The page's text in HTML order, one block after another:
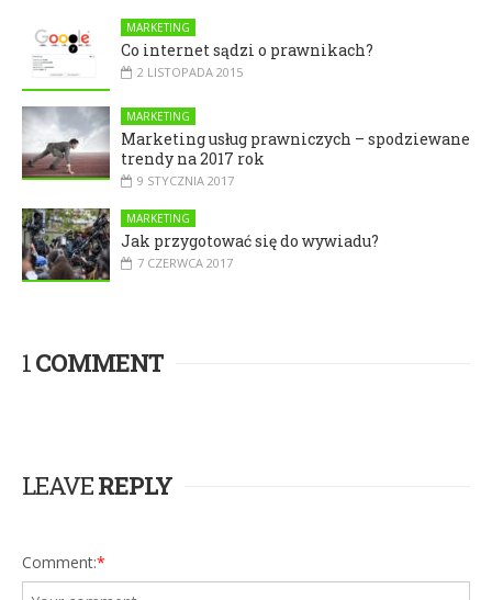
MARKETING
Co internet sądzi o prawnikach?
2 LISTOPADA 2015
MARKETING
Marketing usług prawniczych – spodziewane
trendy na 2017 rok
9 STYCZNIA 2017
MARKETING
Jak przygotować się do wywiadu?
7 CZERWCA 2017
1COMMENT
LEAVEREPLY
Comment:*